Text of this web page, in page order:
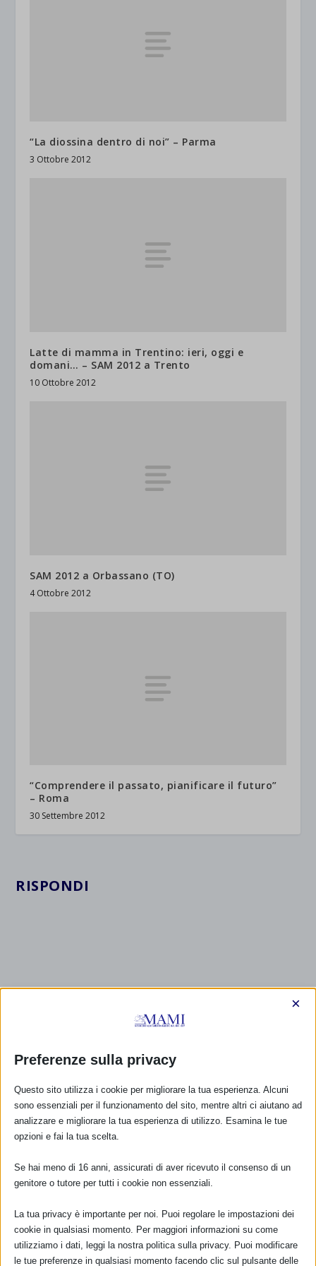
“La diossina dentro di noi” – Parma
3 Ottobre 2012
Latte di mamma in Trentino: ieri, oggi e
domani… – SAM 2012 a Trento
10 Ottobre 2012
SAM 2012 a Orbassano (TO)
4 Ottobre 2012
“Comprendere il passato, pianificare il futuro”
– Roma
30 Settembre 2012
RISPONDI
CALENDARIO EVENTI
Preferenze sulla privacy
×
Questo sito utilizza i cookie per migliorare la tua esperienza. Alcuni
sono essenziali per il funzionamento del sito, mentre altri ci aiutano ad
analizzare e migliorare la tua esperienza di utilizzo. Esamina le tue
opzioni e fai la tua scelta.
Se hai meno di 16 anni, assicurati di aver ricevuto il consenso di un
genitore o tutore per tutti i cookie non essenziali.
La tua privacy è importante per noi. Puoi regolare le impostazioni dei
cookie in qualsiasi momento. Per maggiori informazioni su come
utilizziamo i dati, leggi la nostra politica sulla privacy. Puoi modificare
le tue preferenze in qualsiasi momento facendo clic sul pulsante delle